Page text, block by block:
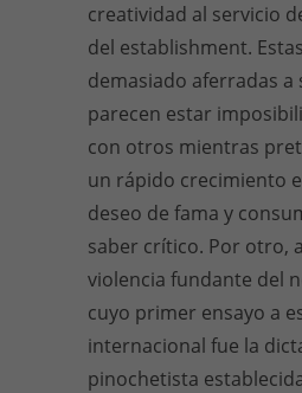
creatividad al servicio
del establishment.
demasiado aferradas a
parecen estar
con otros mientras
un rápido crecimiento
deseo de fama y
saber crítico. Por otro,
violencia fundante del
cuyo primer ensayo a
internacional fue la
pinochetista